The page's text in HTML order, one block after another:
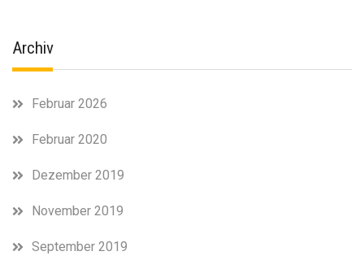
Archiv
Februar 2026
Februar 2020
Dezember 2019
November 2019
September 2019